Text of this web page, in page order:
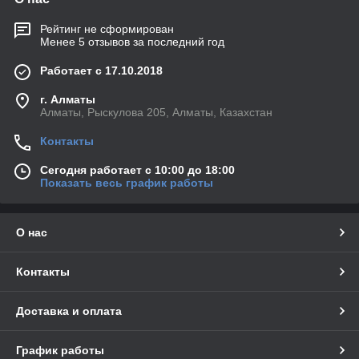
Рейтинг не сформирован
Менее 5 отзывов за последний год
Работает с 17.10.2018
г. Алматы
Алматы, Рыскулова 205, Алматы, Казахстан
Контакты
Сегодня работает с 10:00 до 18:00
Показать весь график работы
О нас
Контакты
Доставка и оплата
График работы